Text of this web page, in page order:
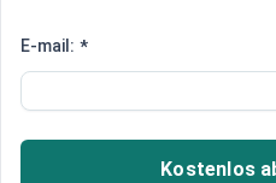
Streit um Idee
Ideenklau:
Tesla wegen
Batterien
E-mail: *
Kostenlos